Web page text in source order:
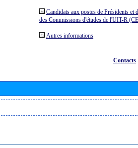
Candidats aux postes de Présidents et
des Commissions d'études de l'UIT-R
Autres informations
Contacts